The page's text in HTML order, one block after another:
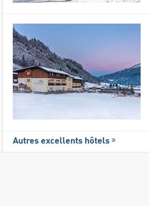
Autres excellents hôtels